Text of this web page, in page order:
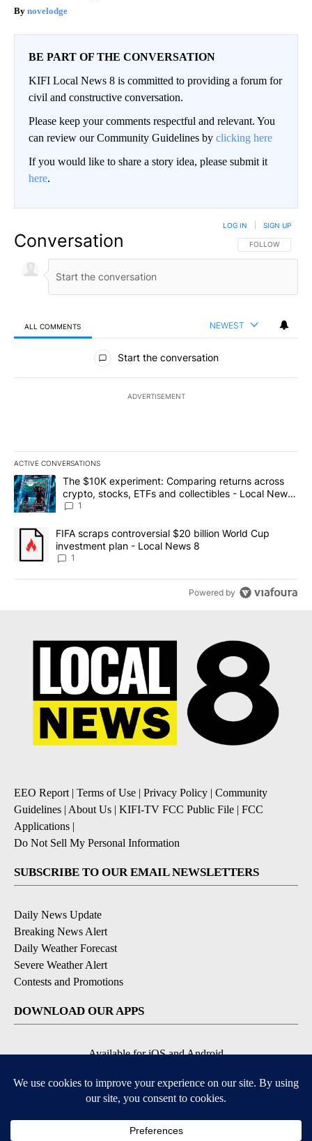
novelodge
BE PART OF THE CONVERSATION
KIFI Local News 8 is committed to providing a forum for
civil and constructive conversation.
Please keep your comments respectful and relevant. You
can review our Community Guidelines by clicking here
If you would like to share a story idea, please submit it
here.
Conversation FOLLOW THIS
FOLLOW
LOG IN SIGN UP
ALL COMMENTS NEWEST
All Comments
Start the conversation
ADVERTISEMENT
ACTIVE CONVERSATIONS
The following is a list of the most commented articles in the last
A trending article titled "The $10K experiment: Comparing
The $10K experiment: Comparing returns across
crypto, stocks, ETFs and collectibles - Local News
8
1
A trending article titled "FIFA scraps controversial $20 billion
FIFA scraps controversial $20 billion World Cup
investment plan - Local News 8
1
Powered by
EEO Report| Terms of Use | Privacy Policy | Community
Guidelines | About Us | KIFI-TV FCC Public File | FCC
Applications |
Do Not Sell My Personal Information
SUBSCRIBE TO OUR EMAIL NEWSLETTERS
Daily News Update
Breaking News Alert
Daily Weather Forecast
Severe Weather Alert
Contests and Promotions
DOWNLOAD OUR APPS
Available for iOS and Android